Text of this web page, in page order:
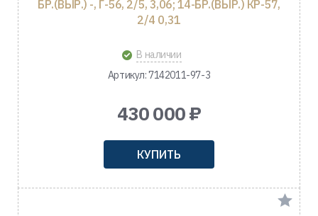
БР.(ВЫР.) -, Г-56, 2/5, 3,06; 14-БР.(ВЫР.) КР-57,
2/4 0,31
В наличии
Артикул: 7142011-97-3
430 000 ₽
КУПИТЬ